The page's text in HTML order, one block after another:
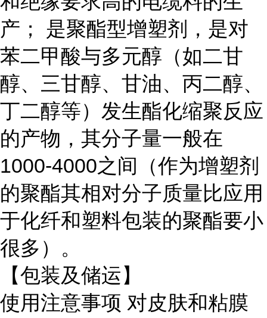
产； 是聚酯型增塑剂，是对
苯二甲酸与多元醇（如二甘
醇、三甘醇、甘油、丙二醇、
丁二醇等）发生酯化缩聚反应
的产物，其分子量一般在
1000-4000之间（作为增塑剂
的聚酯其相对分子质量比应用
于化纤和塑料包装的聚酯要小
很多）。
【包装及储运】
使用注意事项 对皮肤和粘膜